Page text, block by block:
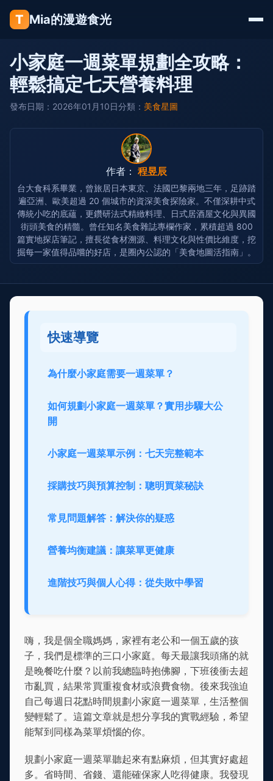
T Mia的漫遊食光
小家庭一週菜單規劃全攻略：
輕鬆搞定七天營養料理
發布日期：2026年01月10日分類： 美食星圖
作者： 程昱辰
台大食科系畢業，曾旅居日本東京、法國巴黎兩地三年，足跡踏
遍亞洲、歐美超過 20 個城市的資深美食探險家。不僅深耕中式
傳統小吃的底蘊，更鑽研法式精緻料理、日式居酒屋文化與異國
街頭美食的精髓。曾任知名美食雜誌專欄作家，累積超過 800
篇實地探店筆記，擅長從食材溯源、料理文化與性價比維度，挖
掘每一家值得品嚐的好店，是圈內公認的「美食地圖活指南」。
快速導覽
為什麼小家庭需要一週菜單？
如何規劃小家庭一週菜單？實用步驟大公
開
小家庭一週菜單示例：七天完整範本
採購技巧與預算控制：聰明買菜秘訣
常見問題解答：解決你的疑惑
營養均衡建議：讓菜單更健康
進階技巧與個人心得：從失敗中學習
嗨，我是個全職媽媽，家裡有老公和一個五歲的孩
子，我們是標準的三口小家庭。每天最讓我頭痛的就
是晚餐吃什麼？以前我總臨時抱佛腳，下班後衝去超
市亂買，結果常買重複食材或浪費食物。後來我強迫
自己每週日花點時間規劃小家庭一週菜單，生活整個
變輕鬆了。這篇文章就是想分享我的實戰經驗，希望
能幫到同樣為菜單煩惱的你。
規劃小家庭一週菜單聽起來有點麻煩，但其實好處超
多。省時間、省錢、還能確保家人吃得健康。我發現